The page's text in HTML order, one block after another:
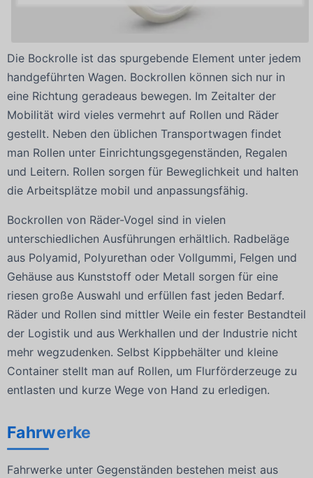
Die Bockrolle ist das spurgebende Element unter jedem
handgeführten Wagen. Bockrollen können sich nur in
eine Richtung geradeaus bewegen. Im Zeitalter der
Mobilität wird vieles vermehrt auf Rollen und Räder
gestellt. Neben den üblichen Transportwagen findet
man Rollen unter Einrichtungsgegenständen, Regalen
und Leitern. Rollen sorgen für Beweglichkeit und halten
die Arbeitsplätze mobil und anpassungsfähig.
Bockrollen von Räder-Vogel sind in vielen
unterschiedlichen Ausführungen erhältlich. Radbeläge
aus Polyamid, Polyurethan oder Vollgummi, Felgen und
Gehäuse aus Kunststoff oder Metall sorgen für eine
riesen große Auswahl und erfüllen fast jeden Bedarf.
Räder und Rollen sind mittler Weile ein fester Bestandteil
der Logistik und aus Werkhallen und der Industrie nicht
mehr wegzudenken. Selbst Kippbehälter und kleine
Container stellt man auf Rollen, um Flurförderzeuge zu
entlasten und kurze Wege von Hand zu erledigen.
Fahrwerke
Fahrwerke unter Gegenständen bestehen meist aus